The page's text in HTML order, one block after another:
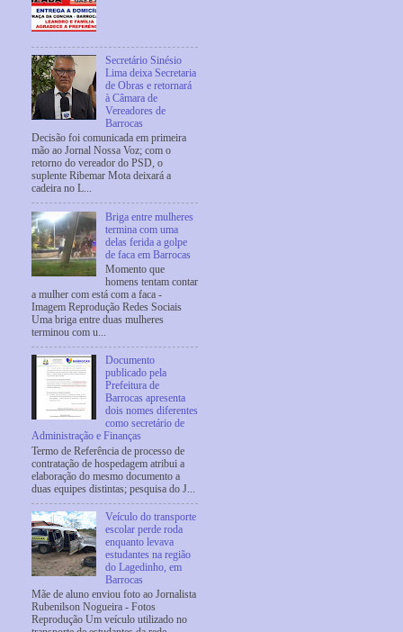
Secretário Sinésio
Lima deixa Secretaria
de Obras e retornará
à Câmara de
Vereadores de
Barrocas
Decisão foi comunicada em primeira
mão ao Jornal Nossa Voz; com o
retorno do vereador do PSD, o
suplente Ribemar Mota deixará a
cadeira no L...
Briga entre mulheres
termina com uma
delas ferida a golpe
de faca em Barrocas
Momento que
homens tentam contar
a mulher com está com a faca -
Imagem Reprodução Redes Sociais
Uma briga entre duas mulheres
terminou com u...
Documento
publicado pela
Prefeitura de
Barrocas apresenta
dois nomes diferentes
como secretário de
Administração e Finanças
Termo de Referência de processo de
contratação de hospedagem atribui a
elaboração do mesmo documento a
duas equipes distintas; pesquisa do J...
Veículo do transporte
escolar perde roda
enquanto levava
estudantes na região
do Lagedinho, em
Barrocas
Mãe de aluno enviou foto ao Jornalista
Rubenilson Nogueira - Fotos
Reprodução Um veículo utilizado no